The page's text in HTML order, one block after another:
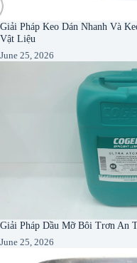
Giải Pháp Keo Dán Nhanh Và
Vật Liệu
June 25, 2026
Giải Pháp Dầu Mỡ Bôi Trơn An
June 25, 2026